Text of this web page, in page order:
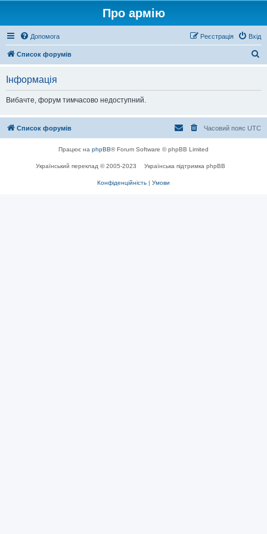
Про армію
Допомога Вхід
Реєстрація
Список форумів
Інформація
Вибачте, форум тимчасово недоступний.
Список форумів Часовий пояс UTC
Працює на phpBB® Forum Software © phpBB Limited
Український переклад © 2005-2023 Українська підтримка phpBB
Конфіденційність | Умови